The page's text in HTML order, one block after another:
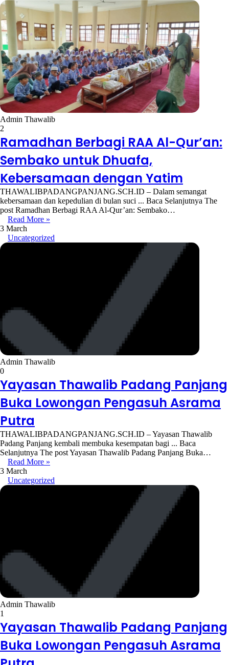
Admin Thawalib
2
Ramadhan Berbagi RAA Al-Qur’an:
Sembako untuk Dhuafa,
Kebersamaan dengan Yatim
THAWALIBPADANGPANJANG.SCH.ID – Dalam semangat
kebersamaan dan kepedulian di bulan suci ... Baca Selanjutnya The
post Ramadhan Berbagi RAA Al-Qur’an: Sembako…
Read More »
3 March
Uncategorized
Admin Thawalib
0
Yayasan Thawalib Padang Panjang
Buka Lowongan Pengasuh Asrama
Putra
THAWALIBPADANGPANJANG.SCH.ID – Yayasan Thawalib
Padang Panjang kembali membuka kesempatan bagi ... Baca
Selanjutnya The post Yayasan Thawalib Padang Panjang Buka…
Read More »
3 March
Uncategorized
Admin Thawalib
1
Yayasan Thawalib Padang Panjang
Buka Lowongan Pengasuh Asrama